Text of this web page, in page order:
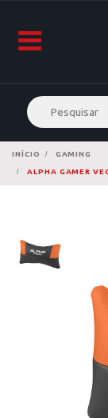
INÍCIO
GAMING
ALPHA GAMER